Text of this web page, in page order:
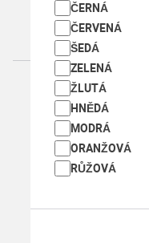
ČERNÁ
ČERVENÁ
ŠEDÁ
ZELENÁ
ŽLUTÁ
HNĚDÁ
MODRÁ
ORANŽOVÁ
RŮŽOVÁ